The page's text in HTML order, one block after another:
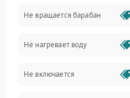
Слив
Программное обеспечение
Не вращается барабан
Не нагревает воду
Не включается